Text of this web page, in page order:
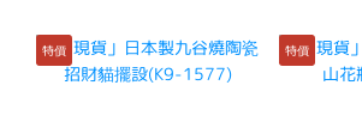
特價 特價